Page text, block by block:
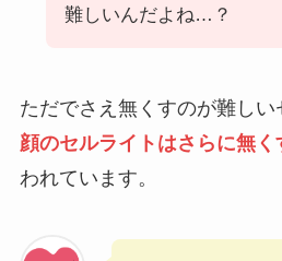
難しいんだよね…？
ただでさえ無くすのが難しい
顔のセルライトはさらに無
われています。